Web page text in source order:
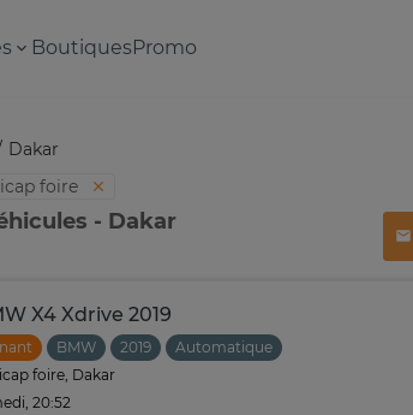
BoutiquesPromo
Dakar
foire
- Dakar
X4 Xdrive 2019
BMW 2019
Automatique
foire, Dakar
20:52